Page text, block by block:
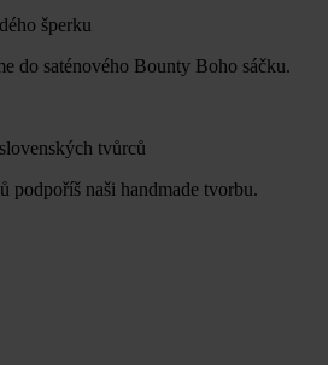
šperku
do saténového Bounty Boho sáčku.
tvůrců
podpoříš naši handmade tvorbu.